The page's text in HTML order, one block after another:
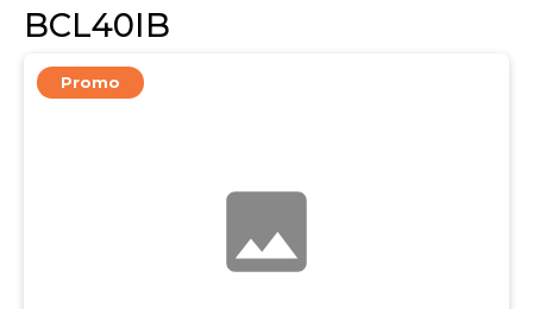
Promo
BCL40IB